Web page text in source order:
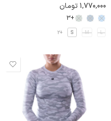
نمره
1,770,000تومان
+3
L
M
S
+2